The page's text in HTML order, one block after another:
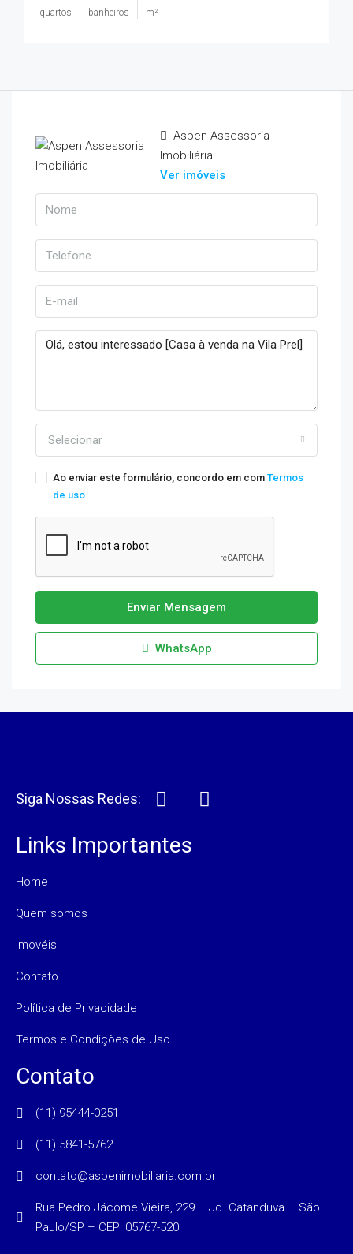
quartos banheiros m²
Aspen Assessoria
Imobiliária
Ver imóveis
Selecionar
Ao enviar este formulário, concordo em com Termos
de uso
Enviar Mensagem
WhatsApp
Siga Nossas Redes:
Links Importantes
Home
Quem somos
Imovéis
Contato
Política de Privacidade
Termos e Condições de Uso
Contato
(11) 95444-0251
(11) 5841-5762
contato@aspenimobiliaria.com.br
Rua Pedro Jácome Vieira, 229 – Jd. Catanduva – São
Paulo/SP – CEP: 05767-520